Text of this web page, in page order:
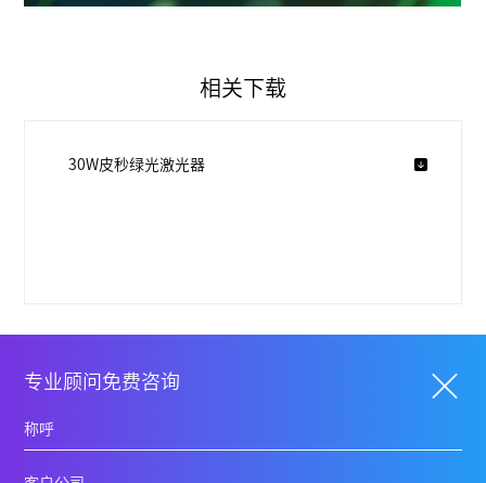
相关下载
30W皮秒绿光激光器
专业顾问免费咨询